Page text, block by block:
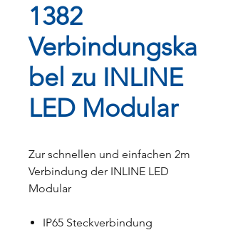
1382
Verbindungska
bel zu INLINE
LED Modular
Zur schnellen und einfachen 2m
Verbindung der INLINE LED
Modular
IP65 Steckverbindung